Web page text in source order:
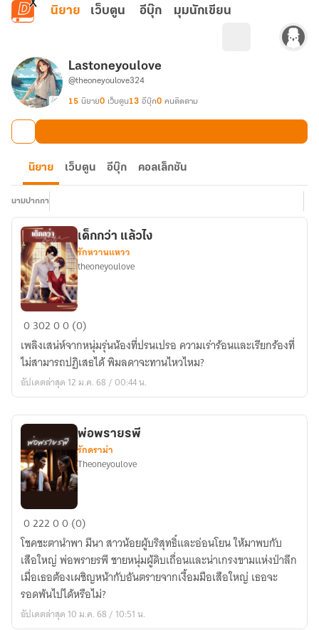
ข้ามไปยังเนื้อหาหลัก
นิยาย เว็บตูน อีบุ๊ก มุมนักเขียน
Lastoneyoulove
@theoneyoulove324
15 นิยาย0 เว็บตูน13 อีบุ๊ก0 คนติดตาม
นิยาย เว็บตูน อีบุ๊ก คอลเล็กชัน
นามปากกา
เด็ก
กว่า
แล้ว
ไง
เด็กกว่า แล้วไง
รักหวานแหวว
theoneyoulove
030200 (0)
เพลิงเสน่ห์จากหนุ่มรุ่นน้องที่ปรนเปรอ ความเร่าร้อนและเรียกร้องที่
ไม่สามารถปฏิเสธได้ พิมลดาจะทานไหวไหม?
อัปเดตล่าสุด 12 ม.ค. 68 / 00:44 น.
พ่อ
พราย
รพี
พ่อพรายรพี
รักดราม่า
Theoneyoulove
022200 (0)
โชคชะตานำพา มีนา สาวน้อยผู้บริสุทธิ์และอ่อนโยน ให้มาพบกับ
เสือใหญ่ พ่อพรายรพี ชายหนุ่มผู้ดิบเถื่อนและน่าเกรงขามแห่งป่าลึก
เมื่อเธอต้องเผชิญหน้ากับอันตรายจากเงื้อมมือเสือใหญ่ เธอจะ
รอดพ้นไปได้หรือไม่?
อัปเดตล่าสุด 10 ม.ค. 68 / 10:51 น.